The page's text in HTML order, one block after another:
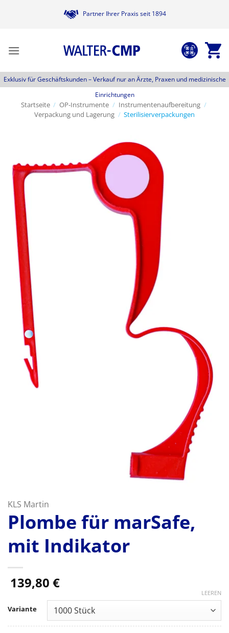
Partner Ihrer Praxis seit 1894
Exklusiv für Geschäftskunden –Verkauf nur an Ärzte, Praxen und medizinische
Einrichtungen
Startseite / OP-Instrumente / Instrumentenaufbereitung /
Verpackung und Lagerung / Sterilisierverpackungen
KLS Martin
Plombe für marSafe,
mit Indikator
139,80 €
Variante
LEEREN